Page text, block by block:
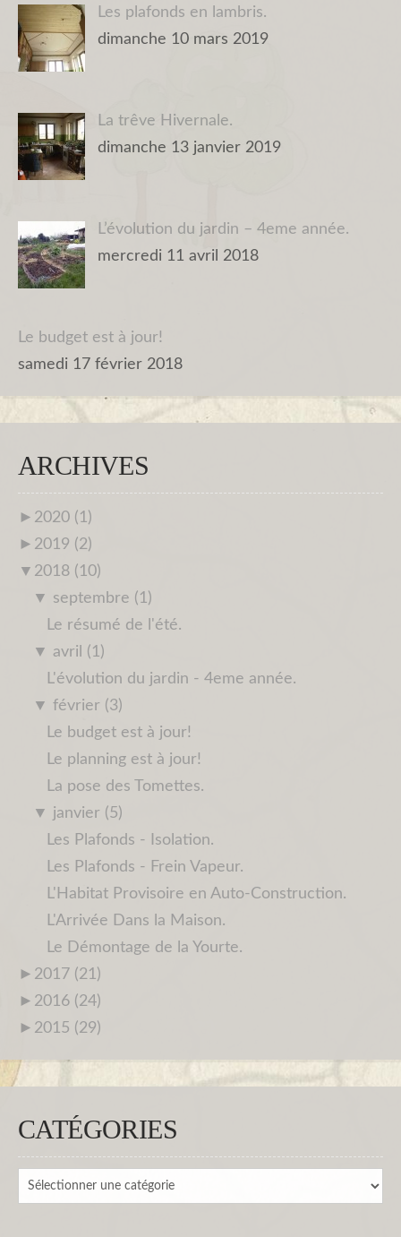
Les plafonds en lambris.
dimanche 10 mars 2019
La trêve Hivernale.
dimanche 13 janvier 2019
L’évolution du jardin – 4eme année.
mercredi 11 avril 2018
Le budget est à jour!
samedi 17 février 2018
ARCHIVES
► 2020 (1)
► 2019 (2)
▼ 2018 (10)
▼ septembre (1)
Le résumé de l'été.
▼ avril (1)
L'évolution du jardin - 4eme année.
▼ février (3)
Le budget est à jour!
Le planning est à jour!
La pose des Tomettes.
▼ janvier (5)
Les Plafonds - Isolation.
Les Plafonds - Frein Vapeur.
L'Habitat Provisoire en Auto-Construction.
L'Arrivée Dans la Maison.
Le Démontage de la Yourte.
► 2017 (21)
► 2016 (24)
► 2015 (29)
CATÉGORIES
Catégories